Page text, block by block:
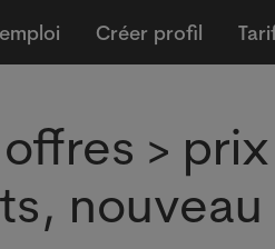
Créer profil
>